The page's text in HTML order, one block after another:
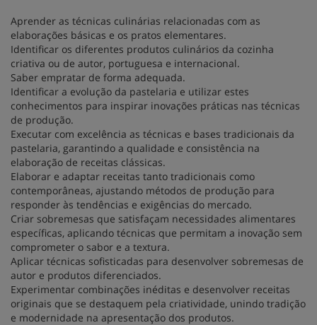
Aprender as técnicas culinárias relacionadas com as
elaborações básicas e os pratos elementares.
Identificar os diferentes produtos culinários da cozinha
criativa ou de autor, portuguesa e internacional.
Saber empratar de forma adequada.
Identificar a evolução da pastelaria e utilizar estes
conhecimentos para inspirar inovações práticas nas técnicas
de produção.
Executar com excelência as técnicas e bases tradicionais da
pastelaria, garantindo a qualidade e consistência na
elaboração de receitas clássicas.
Elaborar e adaptar receitas tanto tradicionais como
contemporâneas, ajustando métodos de produção para
responder às tendências e exigências do mercado.
Criar sobremesas que satisfaçam necessidades alimentares
específicas, aplicando técnicas que permitam a inovação sem
comprometer o sabor e a textura.
Aplicar técnicas sofisticadas para desenvolver sobremesas de
autor e produtos diferenciados.
Experimentar combinações inéditas e desenvolver receitas
originais que se destaquem pela criatividade, unindo tradição
e modernidade na apresentação dos produtos.